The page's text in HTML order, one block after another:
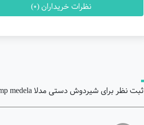
نظرات خریداران (0)
ثبت نظر برای شیردوش دستی مدلا little hearts manual breast pump medela